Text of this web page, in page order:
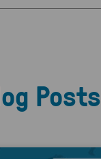
Posts